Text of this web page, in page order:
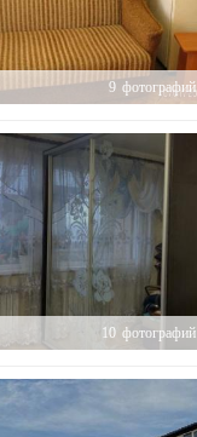
фотографий
9
фотографий
10